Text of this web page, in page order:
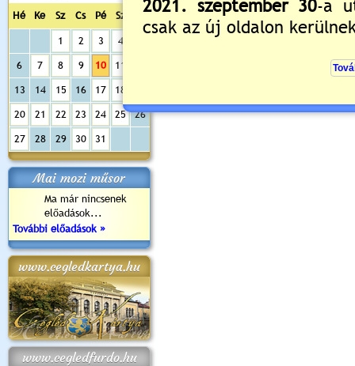
Hé Ke Sz Cs Pé Sz Va
1 2 3 4
6 7 8 9 10 11
13 14 15 16 17 18
20 21 22 23 24 25 26
27 28 29 30 31
Mai mozi műsor
Ma már nincsenek
előadások...
További előadások »
www.cegledkartya.hu
www.cegledfurdo.hu